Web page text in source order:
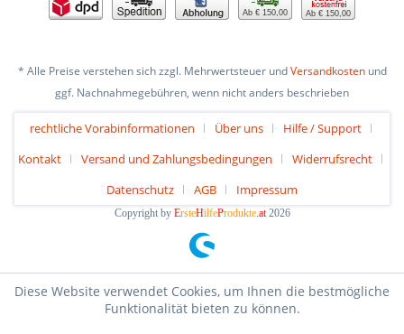
Ab € 150,00 Ab € 150,00
* Alle Preise verstehen sich zzgl. Mehrwertsteuer undVersandkostenund
ggf. Nachnahmegebühren, wenn nicht anders beschrieben
rechtliche Vorabinformationen Über uns
Hilfe / Support
Kontakt
Versand und Zahlungsbedingungen
Widerrufsrecht
Datenschutz
AGB Impressum
Copyright by ErsteHilfeProdukte.at2026
Diese Website verwendet Cookies, um Ihnen die bestmögliche
Funktionalität bieten zu können.